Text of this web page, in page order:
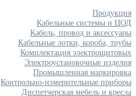
Продукция
Кабельные системы и ЦОД
Кабель, провод и аксессуары
Кабельные лотки, короба, трубы
Комплектация электрощитовых
Электроустановочные изделия
Промышленная маркировка
Контрольно-измерительные приборы
Диспетчерская мебель и кресла